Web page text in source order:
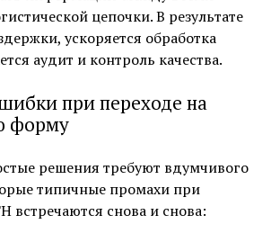
цепочки. В результате
ускоряется обработка
аудит и контроль качества.
при переходе на
форму
решения требуют вдумчивого
типичные промахи при
встречаются снова и снова: